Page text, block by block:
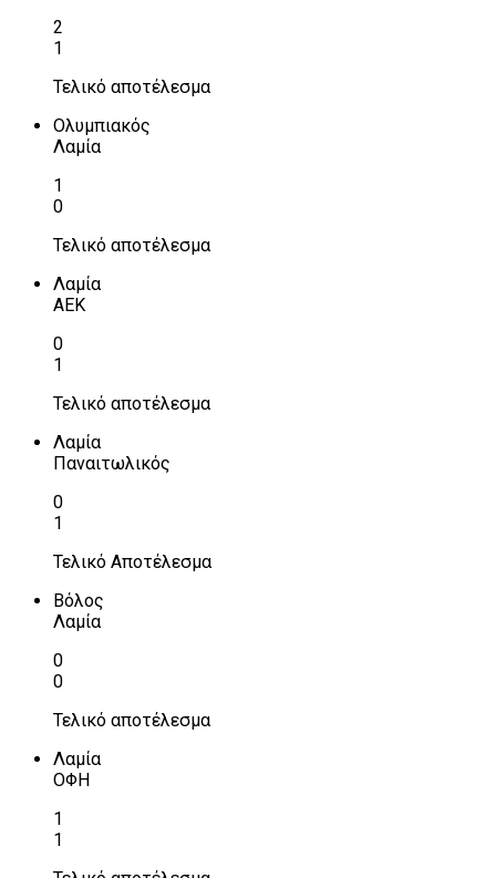
2
1
Τελικό αποτέλεσμα
Ολυμπιακός
Λαμία
1
0
Τελικό αποτέλεσμα
Λαμία
ΑΕΚ
0
1
Τελικό αποτέλεσμα
Λαμία
Παναιτωλικός
0
1
Τελικό Αποτέλεσμα
Βόλος
Λαμία
0
0
Τελικό αποτέλεσμα
Λαμία
ΟΦΗ
1
1